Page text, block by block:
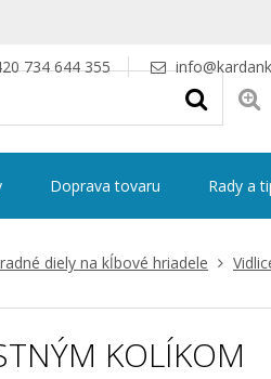
734 644 355
Doprava tovaru Rady a
diely na kĺbové hriadele
KOLÍKOM